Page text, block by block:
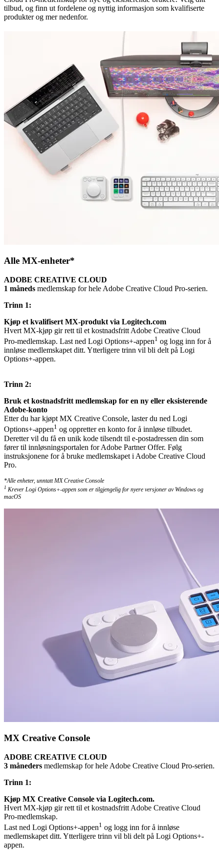
tilbud, og finn ut fordelene og nyttig informasjon som kvalifiserte
produkter og mer nedenfor.
Alle MX-enheter*
ADOBE CREATIVE CLOUD
1 måneds medlemskap for hele Adobe Creative Cloud Pro-serien.
Trinn 1:
Kjøp et kvalifisert MX-produkt via Logitech.com
Hvert MX-kjøp gir rett til et kostnadsfritt Adobe Creative Cloud
Pro-medlemskap. Last ned Logi Options+-appen1 og logg inn for å
innløse medlemskapet ditt. Ytterligere trinn vil bli delt på Logi
Options+-appen.
Trinn 2:
Bruk et kostnadsfritt medlemskap for en ny eller eksisterende
Adobe-konto
Etter du har kjøpt MX Creative Console, laster du ned Logi
Options+-appen1 og oppretter en konto for å innløse tilbudet.
Deretter vil du få en unik kode tilsendt til e-postadressen din som
fører til innløsningsportalen for Adobe Partner Offer. Følg
instruksjonene for å bruke medlemskapet i Adobe Creative Cloud
Pro.
*Alle enheter, unntatt MX Creative Console
1 Krever Logi Options+-appen som er tilgjengelig for nyere versjoner av Windows og
macOS
MX Creative Console
ADOBE CREATIVE CLOUD
3 måneders medlemskap for hele Adobe Creative Cloud Pro-serien.
Trinn 1:
Kjøp MX Creative Console via Logitech.com.
Hvert MX-kjøp gir rett til et kostnadsfritt Adobe Creative Cloud
Pro-medlemskap.
Last ned Logi Options+-appen1 og logg inn for å innløse
medlemskapet ditt. Ytterligere trinn vil bli delt på Logi Options+-
appen.